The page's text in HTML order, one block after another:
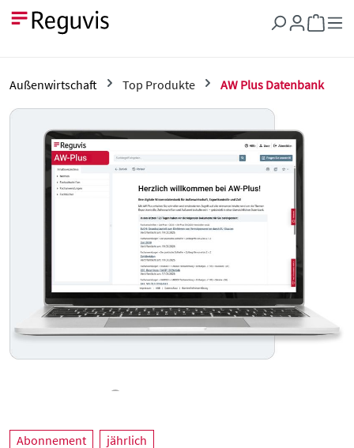
Zum Hauptinhalt springen
Außenwirtschaft Top Produkte AW Plus Datenbank
Bildergalerie überspringen
Abonnement jährlich